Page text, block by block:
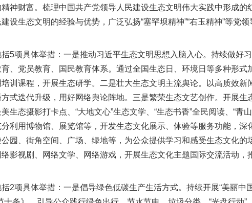
神财富。梳理中国共产党领导人民建设生态文明伟大实践中形成的
设生态文明的经验与优势，广泛弘扬“塞罕坝精神”“右玉精神”等党
项具体举措：一是推动习近平生态文明思想入脑入心。持续做好
、党员教育、国民教育体系。通过全国生态日、环境日等多种形式
训课程，开展生态研学。二是壮大生态文明主流舆论。以高质效新
式迭代升级，用好网络舆论阵地。三是繁荣生态文艺创作。开展生
生态摄影打卡点、“大地文心”生态文学、“生态书香”全民阅读、“青
利用博物馆、展览馆等，开发生态文化展示、体验等服务功能，深
园、街角空间、广场、绿地等，为公众提供学习和感受生态文化的
影视剧、网络文学、网络游戏，开展生态文化主题国际交流活动，
项具体举措：一是倡导绿色低碳生产生活方式。持续开展“美丽中